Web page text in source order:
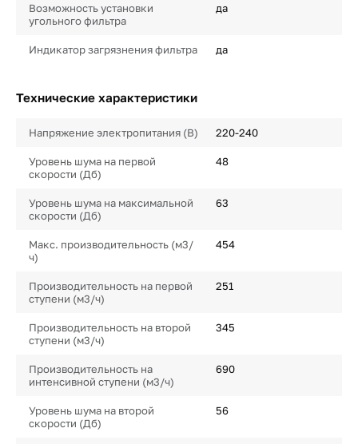
Возможность установки
угольного фильтра
да
Индикатор загрязнения фильтра да
Технические характеристики
Напряжение электропитания (В) 220-240
Уровень шума на первой
скорости (Дб)
48
Уровень шума на максимальной
скорости (Дб)
63
Макс. производительность (м3/
ч)
454
Производительность на первой
ступени (м3/ч)
251
Производительность на второй
ступени (м3/ч)
345
Производительность на
интенсивной ступени (м3/ч)
690
Уровень шума на второй
скорости (Дб)
56